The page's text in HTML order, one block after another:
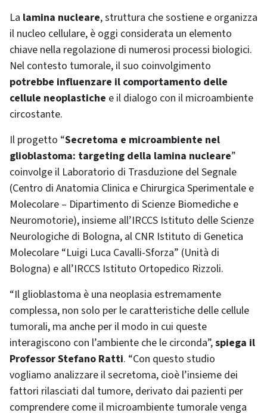
La lamina nucleare, struttura che sostiene e organizza
il nucleo cellulare, è oggi considerata un elemento
chiave nella regolazione di numerosi processi biologici.
Nel contesto tumorale, il suo coinvolgimento
potrebbe influenzare il comportamento delle
cellule neoplastiche e il dialogo con il microambiente
circostante.
Il progetto “Secretoma e microambiente nel
glioblastoma: targeting della lamina nucleare”
coinvolge il Laboratorio di Trasduzione del Segnale
(Centro di Anatomia Clinica e Chirurgica Sperimentale e
Molecolare – Dipartimento di Scienze Biomediche e
Neuromotorie), insieme all’IRCCS Istituto delle Scienze
Neurologiche di Bologna, al CNR Istituto di Genetica
Molecolare “Luigi Luca Cavalli-Sforza” (Unità di
Bologna) e all’IRCCS Istituto Ortopedico Rizzoli.
“Il glioblastoma è una neoplasia estremamente
complessa, non solo per le caratteristiche delle cellule
tumorali, ma anche per il modo in cui queste
interagiscono con l’ambiente che le circonda”,spiega il
Professor Stefano Ratti. “Con questo studio
vogliamo analizzare il secretoma, cioè l’insieme dei
fattori rilasciati dal tumore, derivato dai pazienti per
comprendere come il microambiente tumorale venga